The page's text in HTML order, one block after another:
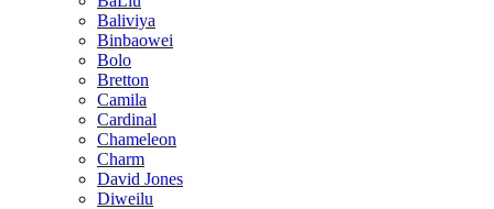
Baliviya
Binbaowei
Bolo
Bretton
Camila
Cardinal
Chameleon
Charm
David Jones
Diweilu